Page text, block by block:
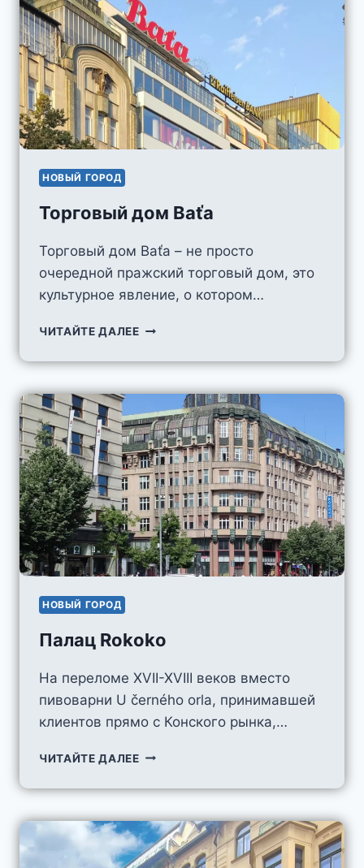
НОВЫЙ ГОРОД
Торговый дом Baťa
Торговый дом Baťa – не просто
очередной пражский торговый дом, это
культурное явление, о котором…
ЧИТАЙТЕ ДАЛЕЕТОРГОВЫЙ
BAŤA
НОВЫЙ ГОРОД
Палац Rokoko
На переломе XVII-XVIII веков вместо
пивоварни U černého orla, принимавшей
клиентов прямо с Конского рынка,…
ЧИТАЙТЕ ДАЛЕЕПАЛАЦ